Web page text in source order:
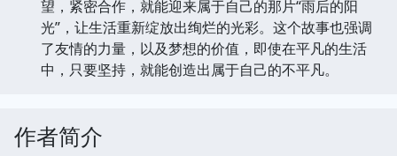
望，紧密合作，就能迎来属于自己的那片“雨后的阳
光”，让生活重新绽放出绚烂的光彩。这个故事也强调
了友情的力量，以及梦想的价值，即使在平凡的生活
中，只要坚持，就能创造出属于自己的不平凡。
作者简介